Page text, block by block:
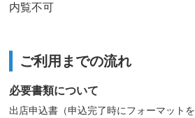
内覧不可
ご利用までの流れ
必要書類について
出店申込書（申込完了時にフォーマットを